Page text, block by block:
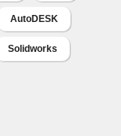
AutoDESK
Solidworks